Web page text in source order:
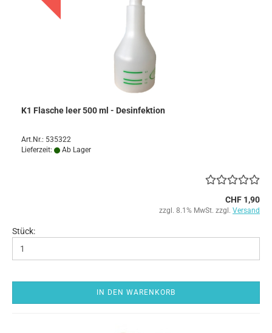
K1 Flasche leer 500 ml - Desinfektion
Art.Nr.: 535322
Lieferzeit:
Ab Lager
CHF 1,90
zzgl. 8.1% MwSt. zzgl. Versand
Stück:
IN DEN WARENKORB